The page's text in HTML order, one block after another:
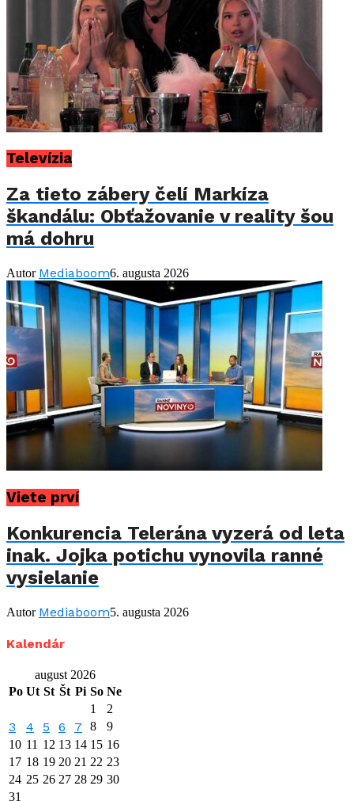
Televízia
Za tieto zábery čelí Markíza
škandálu: Obťažovanie v reality šou
má dohru
Autor Mediaboom6. augusta 2026
Viete prví
Konkurencia Telerána vyzerá od leta
inak. Jojka potichu vynovila ranné
vysielanie
Autor Mediaboom5. augusta 2026
Kalendár
august 2026
Po Ut St Št Pi So Ne
1
2
3 4 5 6 7 8
9
10 11 12 13 14 15 16
17 18 19 20 21 22 23
24 25 26 27 28 29 30
31